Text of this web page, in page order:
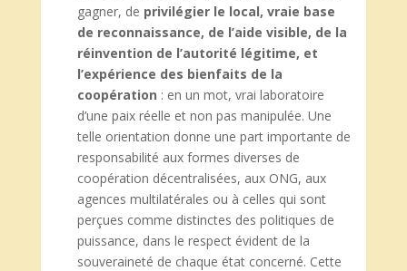
gagner, de privilégier le local, vraie base
de reconnaissance, de l’aide visible, de la
réinvention de l’autorité légitime, et
l’expérience des bienfaits de la
coopération : en un mot, vrai laboratoire
d’une paix réelle et non pas manipulée. Une
telle orientation donne une part importante de
responsabilité aux formes diverses de
coopération décentralisées, aux ONG, aux
agences multilatérales ou à celles qui sont
perçues comme distinctes des politiques de
puissance, dans le respect évident de la
souveraineté de chaque état concerné. Cette